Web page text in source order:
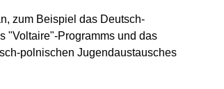
zum Beispiel das Deutsch-
"Voltaire"-Programms und das
polnischen Jugendaustausches